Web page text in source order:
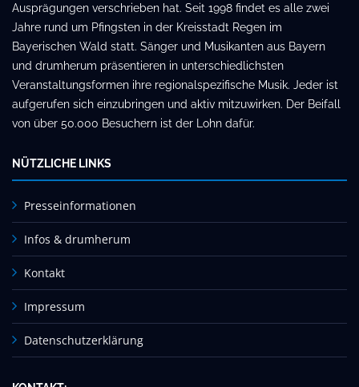
Ausprägungen verschrieben hat. Seit 1998 findet es alle zwei
Jahre rund um Pfingsten in der Kreisstadt Regen im
Bayerischen Wald statt. Sänger und Musikanten aus Bayern
und drumherum präsentieren in unterschiedlichsten
Veranstaltungsformen ihre regionalspezifische Musik. Jeder ist
aufgerufen sich einzubringen und aktiv mitzuwirken. Der Beifall
von über 50.000 Besuchern ist der Lohn dafür.
NÜTZLICHE LINKS
Presseinformationen
Infos & drumherum
Kontakt
Impressum
Datenschutzerklärung